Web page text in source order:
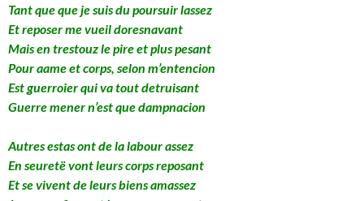
Tant que que je suis du poursuir lassez
Et reposer me vueil doresnavant
Mais en trestouz le pire et plus pesant
Pour aame et corps, selon m’entencion
Est guerroier qui va tout detruisant
Guerre mener n’est que dampnacion
Autres estas ont de la labour assez
En seuretë vont leurs corps reposant
Et se vivent de leurs biens amassez